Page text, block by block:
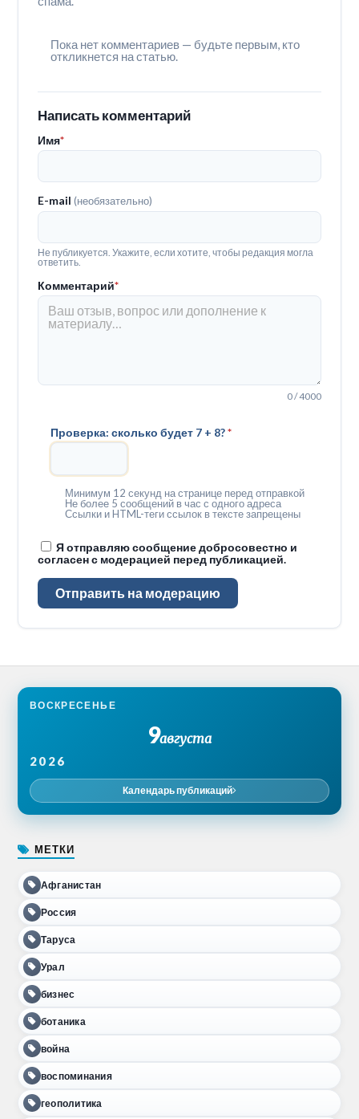
Пока нет комментариев — будьте первым, кто
откликнется на статью.
Написать комментарий
Имя*
E-mail(необязательно)
Не публикуется. Укажите, если хотите, чтобы редакция могла
ответить.
Комментарий*
0 / 4000
Проверка: сколько будет 7 + 8?*
Минимум 12 секунд на странице перед отправкой
Не более 5 сообщений в час с одного адреса
Ссылки и HTML-теги ссылок в тексте запрещены
Я отправляю сообщение добросовестно и
согласен с модерацией перед публикацией.
Отправить на модерацию
ВОСКРЕСЕНЬЕ
9августа
2026
Календарь публикаций
МЕТКИ
Афганистан
Россия
Таруса
Урал
бизнес
ботаника
война
воспоминания
геополитика